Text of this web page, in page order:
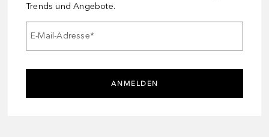
Trends und Angebote.
E-Mail-Adresse*
ANMELDEN